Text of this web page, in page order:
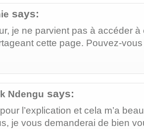
says:
je ne parvient pas à accéder
cette page. Pouvez-vous
Ndengu says:
l’explication et cela m’a
je vous demanderai de bien